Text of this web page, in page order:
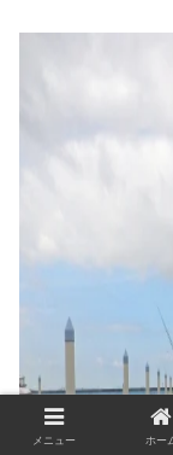
メニュー ホー